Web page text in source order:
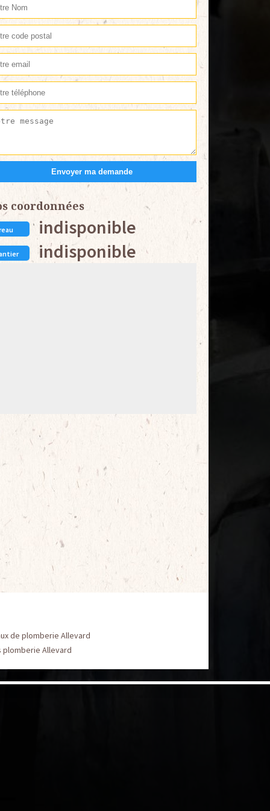
coordonnées
indisponible
indisponible
de plomberie Allevard
plomberie Allevard